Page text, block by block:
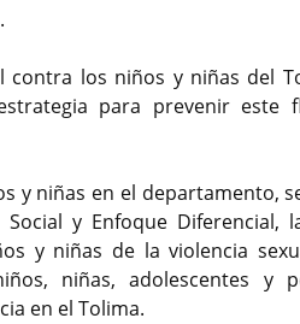
contra los niños y niñas del
para prevenir este
y niñas en el departamento,
y Enfoque Diferencial,
y niñas de la violencia
niñas, adolescentes y
en el Tolima.